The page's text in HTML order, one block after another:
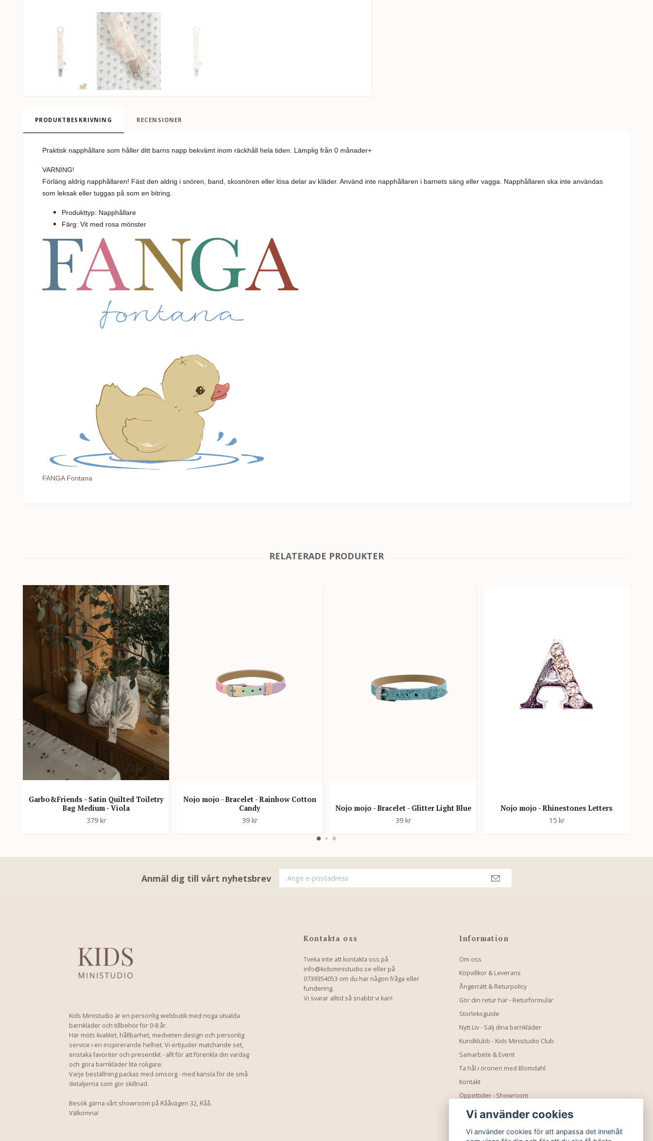
PRODUKTBESKRIVNING RECENSIONER
Praktisk napphållare som håller ditt barns napp bekvämt inom räckhåll hela tiden. Lämplig från 0 månader+
VARNING!
Förläng aldrig napphållaren! Fäst den aldrig i snören, band, skosnören eller lösa delar av kläder. Använd inte napphållaren i barnets säng eller vagga. Napphållaren ska inte användas
som leksak eller tuggas på som en bitring.
Produkttyp: Napphållare
Färg: Vit med rosa mönster
FANGA Fontana
Garbo&Friends - Satin Quilted Toiletry
Bag Medium - Viola
379 kr
Nojo mojo - Bracelet - Rainbow Cotton
Candy
39 kr
Nojo mojo - Bracelet - Glitter Light Blue
39 kr
Nojo mojo - Rhinestones Letters
15 kr
Anmäl dig till vårt nyhetsbrev
Kids Ministudio är en personlig webbutik med noga utvalda
barnkläder och tillbehör för 0-8 år.
Här möts kvalitet, hållbarhet, medveten design och personlig
service i en inspirerande helhet. Vi erbjuder matchande set,
enstaka favoriter och presentkit - allt för att förenkla din vardag
och göra barnkläder lite roligare.
Varje beställning packas med omsorg - med känsla för de små
detaljerna som gör skillnad.
Besök gärna vårt showroom på Rååvägen 32, Råå.
Välkomna!
Kontakta oss
Tveka inte att kontakta oss på
info@kidsministudio.se eller på
0739354053 om du har någon fråga eller
fundering.
Vi svarar alltid så snabbt vi kan!
Information
Om oss
Köpvillkor & Leverans
Ångerrätt & Returpolicy
Gör din retur här - Returformulär
Storleksguide
Nytt Liv - Sälj dina barnkläder
Kundklubb - Kids Ministudio Club
Samarbete & Event
Ta hål i öronen med Blomdahl
Kontakt
Öppettider - Showroom
Vi använder cookies
Vi använder cookies för att anpassa det innehåll